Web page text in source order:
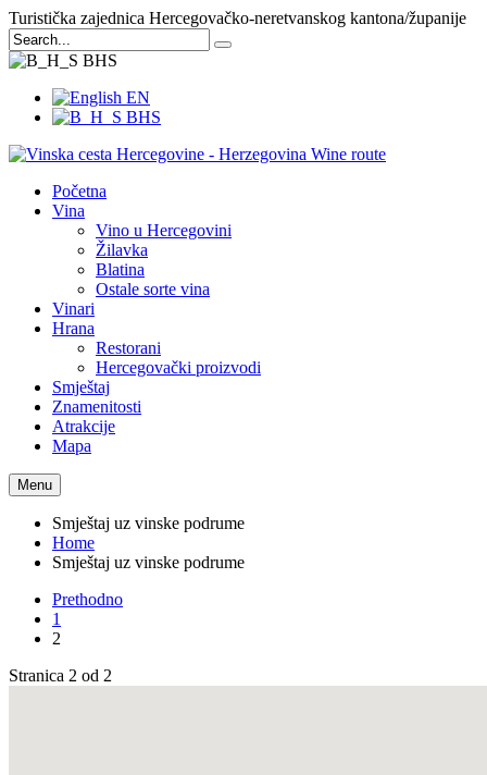
Turistička zajednica Hercegovačko-neretvanskog kantona/županije
BHS
EN
BHS
Početna
Vina
Vino u Hercegovini
Žilavka
Blatina
Ostale sorte vina
Vinari
Hrana
Restorani
Hercegovački proizvodi
Smještaj
Znamenitosti
Atrakcije
Mapa
Menu
Smještaj uz vinske podrume
Home
Smještaj uz vinske podrume
Prethodno
1
2
Stranica 2 od 2